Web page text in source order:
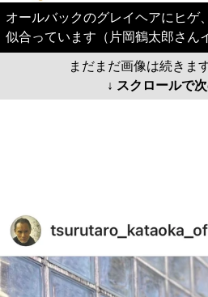
オールバックのグレイヘアにヒゲ
似合っています（片岡鶴太郎さん
まだまだ画像は続きま
↓ スクロールで